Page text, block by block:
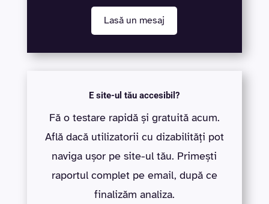
Lasă un mesaj
E site-ul tău accesibil?
Fă o testare rapidă și gratuită acum.
Află dacă utilizatorii cu dizabilități pot
naviga ușor pe site-ul tău. Primești
raportul complet pe email, după ce
finalizăm analiza.